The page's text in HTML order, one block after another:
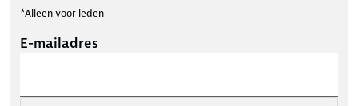
*Alleen voor leden
E-mailadres